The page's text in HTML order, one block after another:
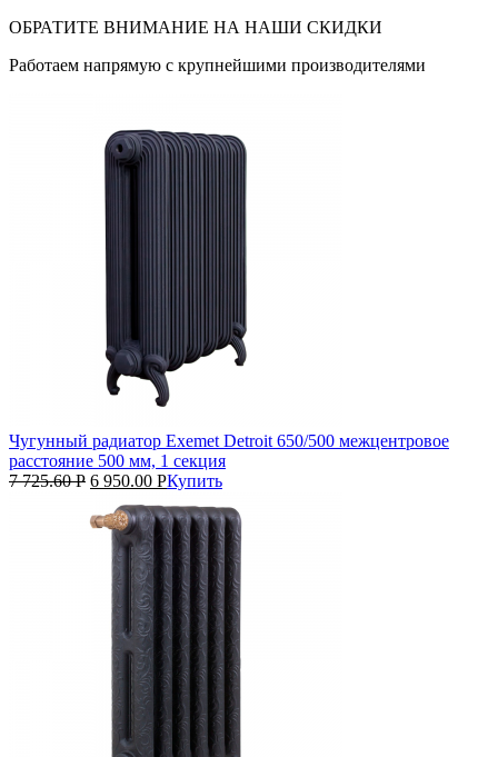
ОБРАТИТЕ ВНИМАНИЕ НА НАШИ СКИДКИ
Работаем напрямую с крупнейшими производителями
Чугунный радиатор Exemet Detroit 650/500 межцентровое
расстояние 500 мм, 1 секция
7 725.60Р 6 950.00 РКупить